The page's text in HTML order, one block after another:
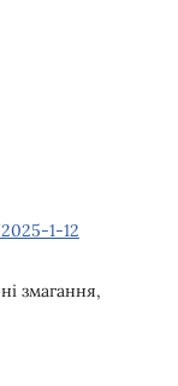
1-12
змагання,